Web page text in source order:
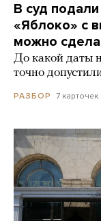
В суд
«Яблоко» с
можно
До какой даты
точно
РАЗБОР 7 карточек